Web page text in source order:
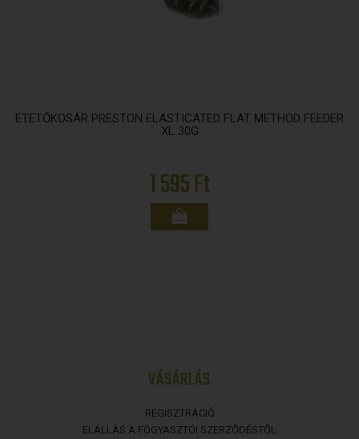
ETETŐKOSÁR PRESTON ELASTICATED FLAT METHOD FEEDER
XL 30G
1 595 Ft
VÁSÁRLÁS
REGISZTRÁCIÓ
ELÁLLÁS A FOGYASZTÓI SZERZŐDÉSTŐL